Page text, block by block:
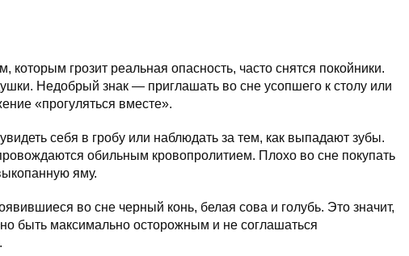
грозит реальная опасность, часто снятся покойники.
Недобрый знак — приглашать во сне усопшего к столу или
«прогуляться вместе».
себя в гробу или наблюдать за тем, как выпадают зубы.
обильным кровопролитием. Плохо во сне покупать
яму.
во сне черный конь, белая сова и голубь. Это значит,
быть максимально осторожным и не соглашаться